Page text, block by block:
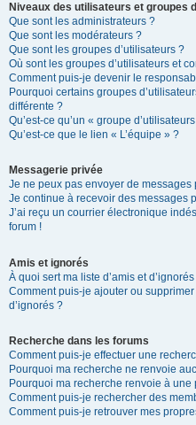
Niveaux des utilisateurs et groupes
Que sont les administrateurs ?
Que sont les modérateurs ?
Que sont les groupes d’utilisateurs ?
Où sont les groupes d’utilisateurs et
Comment puis-je devenir le
Pourquoi certains groupes
différente ?
Qu’est-ce qu’un « groupe
Qu’est-ce que le lien « L’équipe » ?
Messagerie privée
Je ne peux pas envoyer de messages
Je continue à recevoir des messages
J’ai reçu un courrier électronique
forum !
Amis et ignorés
À quoi sert ma liste d’amis et
Comment puis-je ajouter ou
d’ignorés ?
Recherche dans les forums
Comment puis-je effectuer une
Pourquoi ma recherche ne renvoie
Pourquoi ma recherche renvoie à une
Comment puis-je rechercher des
Comment puis-je retrouver mes